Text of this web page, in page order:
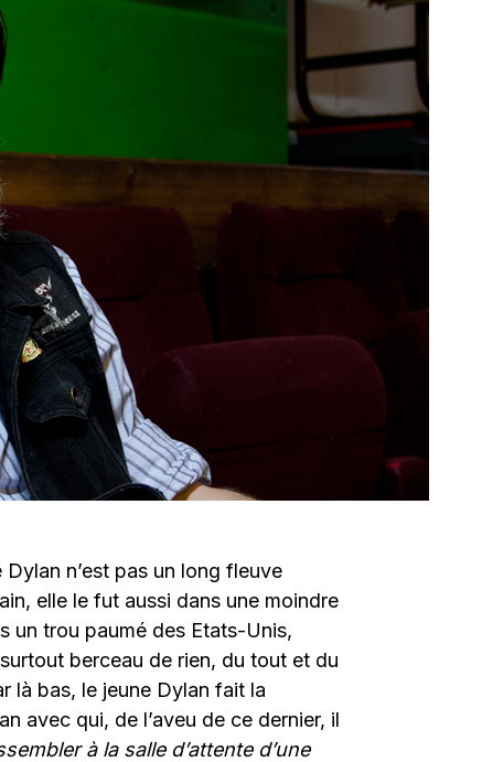
n’est pas un long fleuve
elle le fut aussi dans une moindre
un trou paumé des Etats-Unis,
berceau de rien, du tout et du
là bas, le jeune Dylan fait la
avec qui, de l’aveu de ce dernier, il
à la salle d’attente d’une